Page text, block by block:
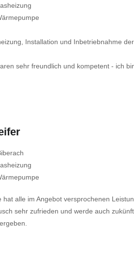
Installation und Inbetriebnahme
sehr freundlich und kompetent - ich
hat alle im Angebot versprochenen
sehr zufrieden und werde auch